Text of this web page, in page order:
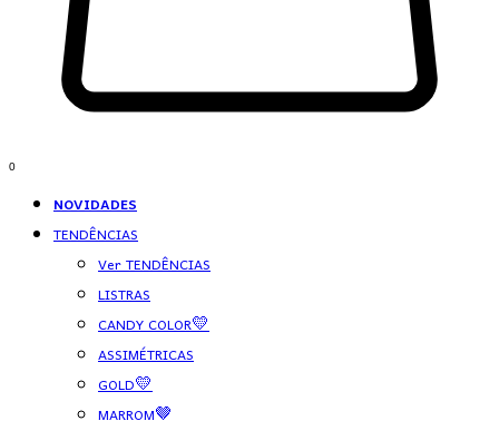
0
NOVIDADES
TENDÊNCIAS
Ver TENDÊNCIAS
LISTRAS
CANDY COLOR💛
ASSIMÉTRICAS
GOLD💛